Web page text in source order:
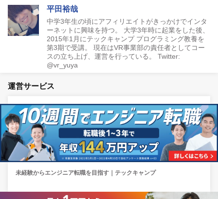
平田裕哉
中学3年生の頃にアフィリエイトがきっかけでインタ
ーネットに興味を持つ。 大学3年時に起業をした後、
2015年1月にテックキャンプ プログラミング教養を
第3期で受講。 現在はVR事業部の責任者としてコー
スの立ち上げ、運営を行っている。 Twitter:
@vr_yuya
運営サービス
未経験からエンジニア転職を目指す｜テックキャンプ